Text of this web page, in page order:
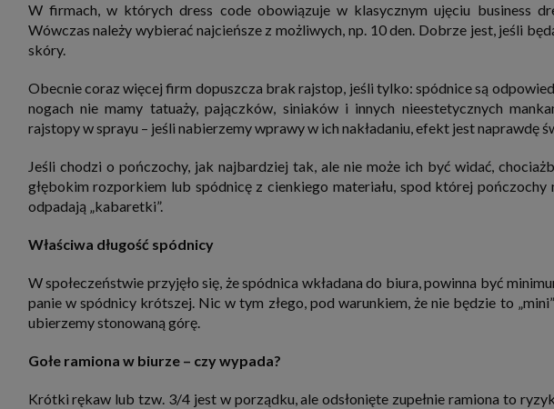
W firmach, w których dress code obowiązuje w klasycznym ujęciu business
Wówczas należy wybierać najcieńsze z możliwych, np. 10 den. Dobrze jest, jeśli
skóry.
Obecnie coraz więcej firm dopuszcza brak rajstop, jeśli tylko: spódnice są
nogach nie mamy tatuaży, pajączków, siniaków i innych nieestetycznych
rajstopy w sprayu – jeśli nabierzemy wprawy w ich nakładaniu, efekt jest naprawdę
Jeśli chodzi o pończochy, jak najbardziej tak, ale nie może ich być widać,
głębokim rozporkiem lub spódnicę z cienkiego materiału, spod której pończochy
odpadają „kabaretki”.
Właściwa długość spódnicy
W społeczeństwie przyjęło się, że spódnica wkładana do biura, powinna być
panie w spódnicy krótszej. Nic w tym złego, pod warunkiem, że nie będzie to
ubierzemy stonowaną górę.
Gołe ramiona w biurze – czy wypada?
Krótki rękaw lub tzw. 3/4 jest w porządku, ale odsłonięte zupełnie ramiona to